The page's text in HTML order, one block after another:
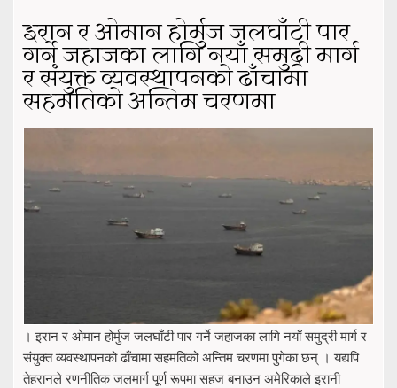
इरान र ओमान होर्मुज जलघाँटी पार
गर्ने जहाजका लागि नयाँ समुद्री मार्ग
र संयुक्त व्यवस्थापनको ढाँचामा
सहमतिको अन्तिम चरणमा
। इरान र ओमान होर्मुज जलघाँटी पार गर्ने जहाजका लागि नयाँ समुद्री मार्ग र
संयुक्त व्यवस्थापनको ढाँचामा सहमतिको अन्तिम चरणमा पुगेका छन् । यद्यपि
तेहरानले रणनीतिक जलमार्ग पूर्ण रूपमा सहज बनाउन अमेरिकाले इरानी